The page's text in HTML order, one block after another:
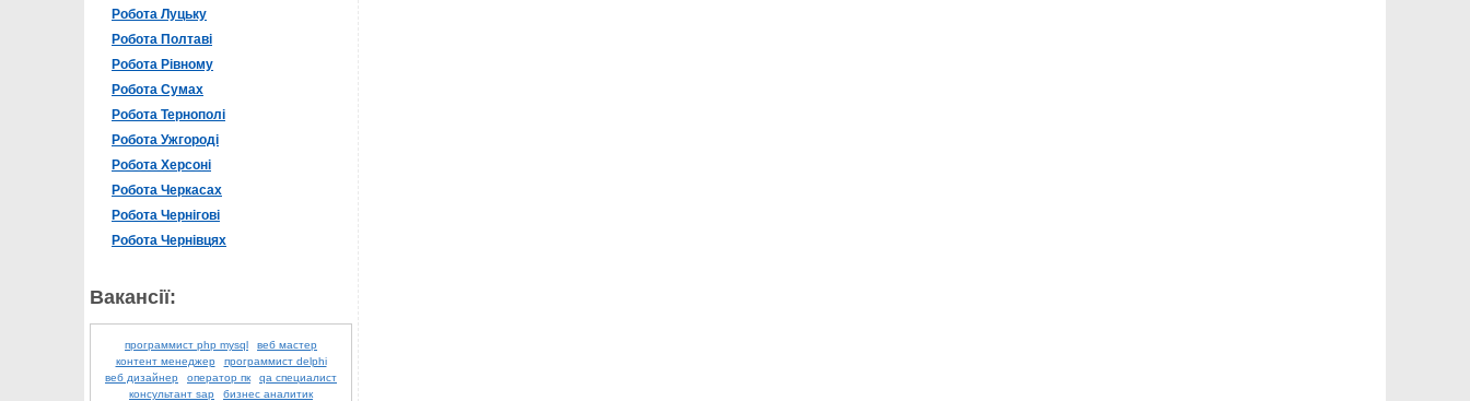
Робота Луцьку
Робота Полтаві
Робота Рівному
Робота Сумах
Робота Тернополі
Робота Ужгороді
Робота Херсоні
Робота Черкасах
Робота Чернігові
Робота Чернівцях
Вакансії:
программист php mysql
веб мастер
контент менеджер
программист delphi
веб дизайнер
оператор пк
qa специалист
консультант sap
бизнес аналитик